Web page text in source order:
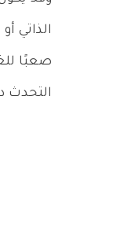
الذاتي
صعبًا
التحدث